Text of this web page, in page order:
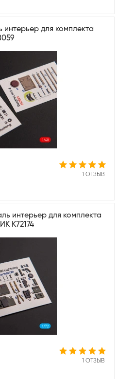
интерьер для комплекта
1 ОТЗЫВ
интерьер для комплекта
K72174
1 ОТЗЫВ